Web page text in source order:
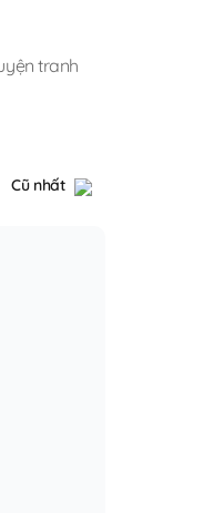
tranh
Cũ nhất